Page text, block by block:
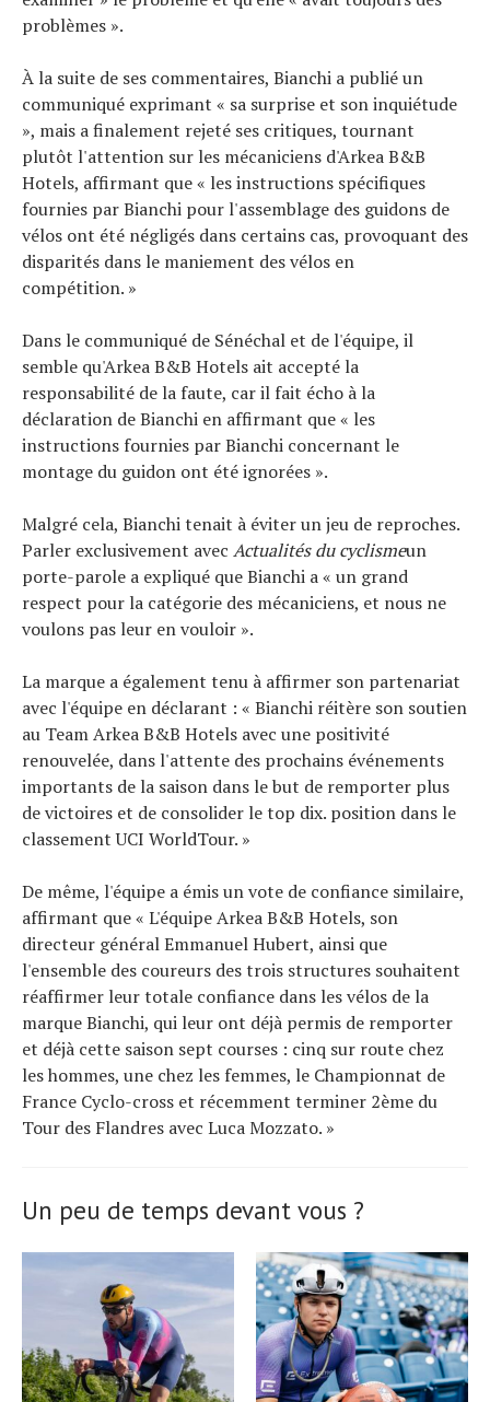
problèmes ».
À la suite de ses commentaires, Bianchi a publié un
communiqué exprimant « sa surprise et son inquiétude
», mais a finalement rejeté ses critiques, tournant
plutôt l'attention sur les mécaniciens d'Arkea B&B
Hotels, affirmant que « les instructions spécifiques
fournies par Bianchi pour l'assemblage des guidons de
vélos ont été négligés dans certains cas, provoquant des
disparités dans le maniement des vélos en
compétition. »
Dans le communiqué de Sénéchal et de l'équipe, il
semble qu'Arkea B&B Hotels ait accepté la
responsabilité de la faute, car il fait écho à la
déclaration de Bianchi en affirmant que « les
instructions fournies par Bianchi concernant le
montage du guidon ont été ignorées ».
Malgré cela, Bianchi tenait à éviter un jeu de reproches.
Parler exclusivement avec Actualités du cyclismeun
porte-parole a expliqué que Bianchi a « un grand
respect pour la catégorie des mécaniciens, et nous ne
voulons pas leur en vouloir ».
La marque a également tenu à affirmer son partenariat
avec l'équipe en déclarant : « Bianchi réitère son soutien
au Team Arkea B&B Hotels avec une positivité
renouvelée, dans l'attente des prochains événements
importants de la saison dans le but de remporter plus
de victoires et de consolider le top dix. position dans le
classement UCI WorldTour. »
De même, l'équipe a émis un vote de confiance similaire,
affirmant que « L'équipe Arkea B&B Hotels, son
directeur général Emmanuel Hubert, ainsi que
l'ensemble des coureurs des trois structures souhaitent
réaffirmer leur totale confiance dans les vélos de la
marque Bianchi, qui leur ont déjà permis de remporter
et déjà cette saison sept courses : cinq sur route chez
les hommes, une chez les femmes, le Championnat de
France Cyclo-cross et récemment terminer 2ème du
Tour des Flandres avec Luca Mozzato. »
Un peu de temps devant vous ?